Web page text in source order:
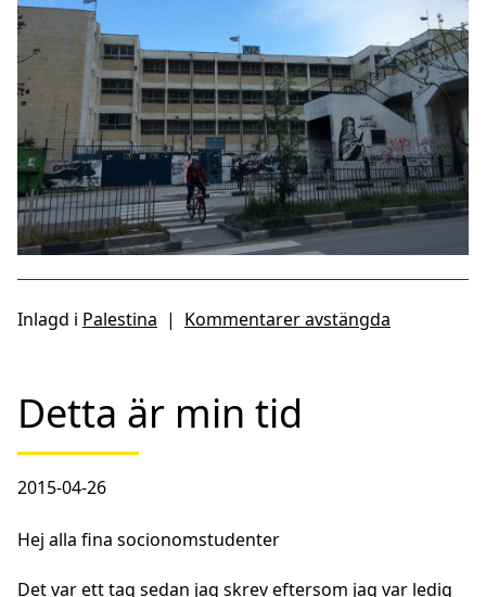
Inlagd i Palestina | Kommentarer avstängda
Detta är min tid
2015-04-26
Hej alla fina socionomstudenter
Det var ett tag sedan jag skrev eftersom jag var ledig